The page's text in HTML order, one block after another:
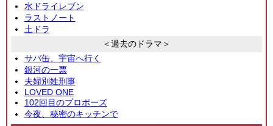
水ドライレブン
ラストノート
土ドラ
＜過去のドラマ＞
サバ缶、宇宙へ行く
銀河の一票
夫婦別姓刑事
LOVED ONE
102回目のプロポーズ
今夜、秘密のキッチンで